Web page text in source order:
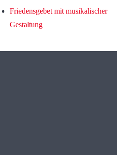
Friedensgebet mit musikalischer
Gestaltung